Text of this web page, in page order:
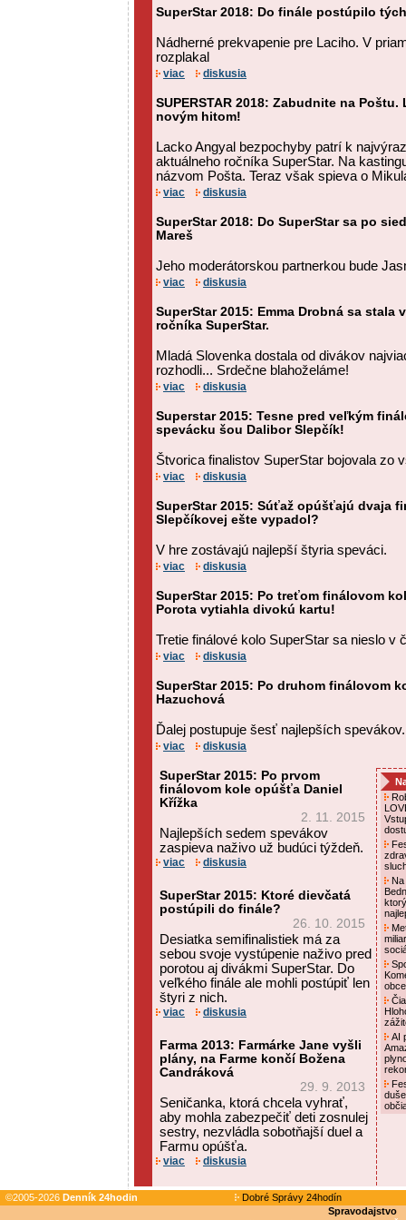
SuperStar 2018: Do finále postúpilo
Nádherné prekvapenie pre Laciho. V
rozplakal
viac diskusia
SUPERSTAR 2018: Zabudnite na
novým hitom!
Lacko Angyal bezpochyby patrí k
aktuálneho ročníka SuperStar. Na
názvom Pošta. Teraz však spieva o
viac diskusia
SuperStar 2018: Do SuperStar sa po
Mareš
Jeho moderátorskou partnerkou bude
viac diskusia
SuperStar 2015: Emma Drobná sa stala
ročníka SuperStar.
Mladá Slovenka dostala od divákov
rozhodli... Srdečne blahoželáme!
viac diskusia
Superstar 2015: Tesne pred veľkým
spevácku šou Dalibor Slepčík!
Štvorica finalistov SuperStar bojovala zo
viac diskusia
SuperStar 2015: Súťaž opúšťajú dvaja
Slepčíkovej ešte vypadol?
V hre zostávajú najlepší štyria speváci.
viac diskusia
SuperStar 2015: Po treťom finálovom
Porota vytiahla divokú kartu!
Tretie finálové kolo SuperStar sa nieslo v
viac diskusia
SuperStar 2015: Po druhom finálovom
Hazuchová
Ďalej postupuje šesť najlepších spevákov.
viac diskusia
SuperStar 2015: Po prvom
finálovom kole opúšťa Daniel
Křížka
2. 11. 2015
Najlepších sedem spevákov
zaspieva naživo už budúci týždeň.
viac diskusia
SuperStar 2015: Ktoré dievčatá
postúpili do finále?
26. 10. 2015
Desiatka semifinalistiek má za
sebou svoje vystúpenie naživo pred
porotou aj divákmi SuperStar. Do
veľkého finále ale mohli postúpiť len
štyri z nich.
viac diskusia
Farma 2013: Farmárke Jane vyšli
plány, na Farme končí Božena
Candráková
29. 9. 2013
Seničanka, ktorá chcela vyhrať,
aby mohla zabezpečiť deti zosnulej
sestry, nezvládla sobotňajší duel a
Farmu opúšťa.
viac diskusia
AI
©2005-2026 Denník 24hodin
Dobré Správy 24hodín
Spravodajstvo